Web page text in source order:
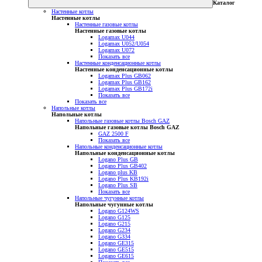
Каталог
Настенные котлы
Настенные котлы
Настенные газовые котлы
Настенные газовые котлы
Logamax U044
Logamax U052/U054
Logamax U072
Показать все
Настенные конденсационные котлы
Настенные конденсационные котлы
Logamax Plus GB062
Logamax Plus GB162
Logamax Plus GB172i
Показать все
Показать все
Напольные котлы
Напольные котлы
Напольные газовые котлы Bosch GAZ
Напольные газовые котлы Bosch GAZ
GAZ 2500 F
Показать все
Напольные конденсационные котлы
Напольные конденсационные котлы
Logano Plus GB
Logano Plus GB402
Logano plus KB
Logano Plus KB192i
Logano Plus SB
Показать все
Напольные чугунные котлы
Напольные чугунные котлы
Logano G124WS
Logano G125
Logano G215
Logano G234
Logano G334
Logano GE315
Logano GE515
Logano GE615